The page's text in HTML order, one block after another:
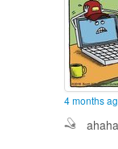
4 months